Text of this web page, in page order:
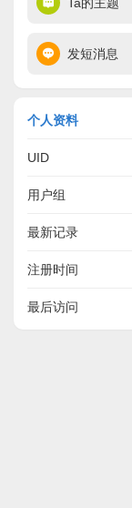
发短消息
个人资料
UID
用户组
最新记录
注册时间
最后访问